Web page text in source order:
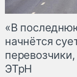
«В
начнётся
ЭТрН